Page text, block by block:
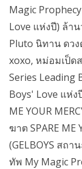
Magic
Love แห่งปี) ล้า
Pluto นิทาน ดว
xoxo, หม่อมเป็ด
Series Leading
Boys' Love แห่
ME YOUR
ฆาต SPARE ME
(GELBOYS สถ
ทัพ My Magic